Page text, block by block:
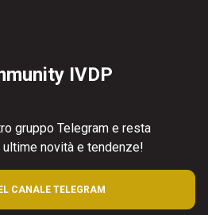
IVDP
gruppo Telegram e resta
novità e tendenze!
CANALE TELEGRAM